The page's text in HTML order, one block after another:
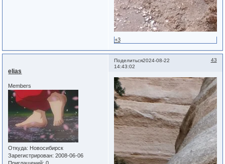
+3
Поделиться 43
2024-08-22
14:43:02
elias
Members
Откуда: Новосибирск
Зарегистрирован: 2008-06-06